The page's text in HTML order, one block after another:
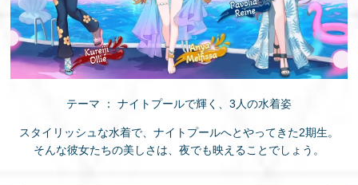
テーマ ： ナイトプールで輝く、3人の水着姿
スタイリッシュな水着で、ナイトプールへとやってきた2期生。
そんな彼女たちの美しさは、夜でも映えることでしょう。